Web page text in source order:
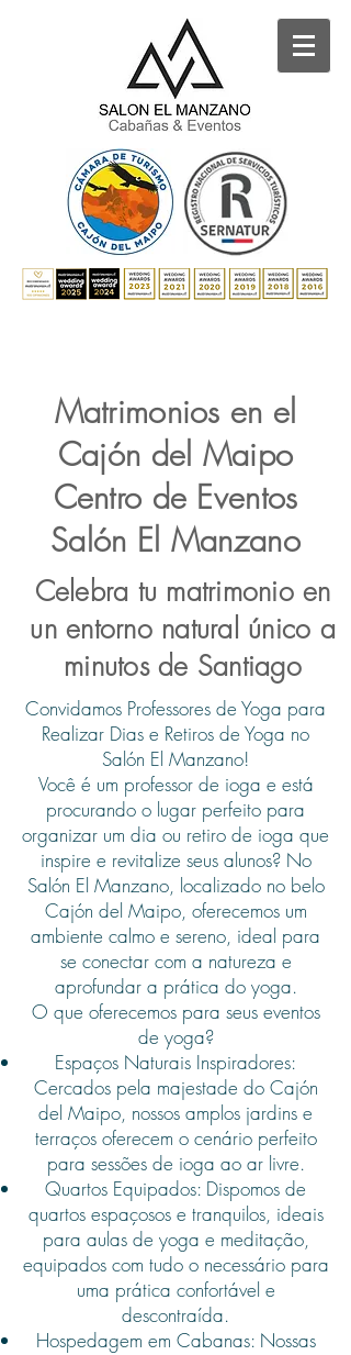
Matrimonios en el
Cajón del Maipo
Centro de Eventos
Salón El Manzano
Celebra tu matrimonio en
un entorno natural único a
minutos de Santiago
Convidamos Professores de Yoga para
Realizar Dias e Retiros de Yoga no
Salón El Manzano!
Você é um professor de ioga e está
procurando o lugar perfeito para
organizar um dia ou retiro de ioga que
inspire e revitalize seus alunos? No
Salón El Manzano, localizado no belo
Cajón del Maipo, oferecemos um
ambiente calmo e sereno, ideal para
se conectar com a natureza e
aprofundar a prática do yoga.
O que oferecemos para seus eventos
de yoga?
Espaços Naturais Inspiradores:
Cercados pela majestade do Cajón
del Maipo, nossos amplos jardins e
terraços oferecem o cenário perfeito
para sessões de ioga ao ar livre.
Quartos Equipados: Dispomos de
quartos espaçosos e tranquilos, ideais
para aulas de yoga e meditação,
equipados com tudo o necessário para
uma prática confortável e
descontraída.
Hospedagem em Cabanas: Nossas